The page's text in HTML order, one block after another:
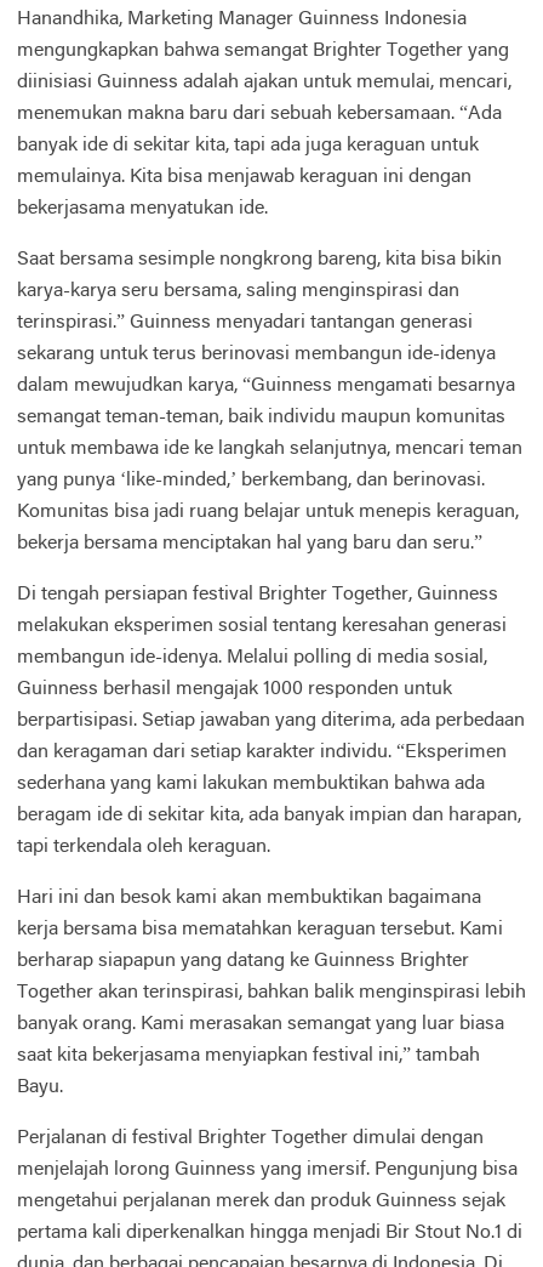
Hanandhika, Marketing Manager Guinness Indonesia
mengungkapkan bahwa semangat Brighter Together yang
diinisiasi Guinness adalah ajakan untuk memulai, mencari,
menemukan makna baru dari sebuah kebersamaan. “Ada
banyak ide di sekitar kita, tapi ada juga keraguan untuk
memulainya. Kita bisa menjawab keraguan ini dengan
bekerjasama menyatukan ide.
Saat bersama sesimple nongkrong bareng, kita bisa bikin
karya-karya seru bersama, saling menginspirasi dan
terinspirasi.” Guinness menyadari tantangan generasi
sekarang untuk terus berinovasi membangun ide-idenya
dalam mewujudkan karya, “Guinness mengamati besarnya
semangat teman-teman, baik individu maupun komunitas
untuk membawa ide ke langkah selanjutnya, mencari teman
yang punya ‘like-minded,’ berkembang, dan berinovasi.
Komunitas bisa jadi ruang belajar untuk menepis keraguan,
bekerja bersama menciptakan hal yang baru dan seru.”
Di tengah persiapan festival Brighter Together, Guinness
melakukan eksperimen sosial tentang keresahan generasi
membangun ide-idenya. Melalui polling di media sosial,
Guinness berhasil mengajak 1000 responden untuk
berpartisipasi. Setiap jawaban yang diterima, ada perbedaan
dan keragaman dari setiap karakter individu. “Eksperimen
sederhana yang kami lakukan membuktikan bahwa ada
beragam ide di sekitar kita, ada banyak impian dan harapan,
tapi terkendala oleh keraguan.
Hari ini dan besok kami akan membuktikan bagaimana
kerja bersama bisa mematahkan keraguan tersebut. Kami
berharap siapapun yang datang ke Guinness Brighter
Together akan terinspirasi, bahkan balik menginspirasi lebih
banyak orang. Kami merasakan semangat yang luar biasa
saat kita bekerjasama menyiapkan festival ini,” tambah
Bayu.
Perjalanan di festival Brighter Together dimulai dengan
menjelajah lorong Guinness yang imersif. Pengunjung bisa
mengetahui perjalanan merek dan produk Guinness sejak
pertama kali diperkenalkan hingga menjadi Bir Stout No.1 di